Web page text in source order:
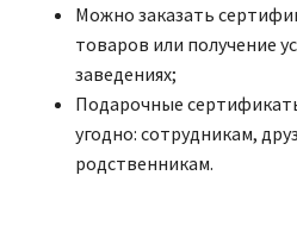
Можно заказать
товаров или получение
заведениях;
Подарочные
угодно: сотрудникам,
родственникам.